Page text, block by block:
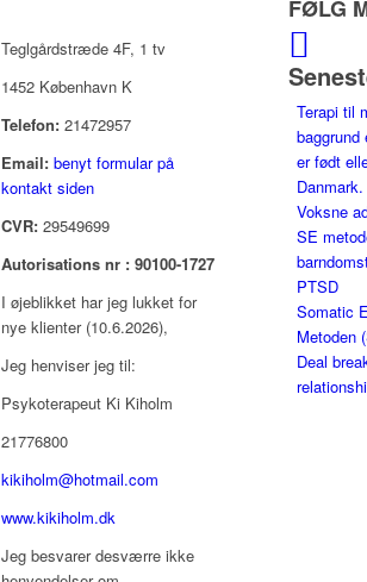
Teglgårdstræde 4F, 1 tv
1452 København K
Telefon: 21472957
Email: benyt formular på
kontakt siden
CVR: 29549699
Autorisations nr : 90100-1727
I øjeblikket har jeg lukket for
nye klienter (10.6.2026),
Jeg henviser jeg til:
Psykoterapeut Ki Kiholm
21776800
kikiholm@hotmail.com
www.kikiholm.dk
Jeg besvarer desværre ikke
FØLG
Terapi til
baggrund
er født
Danmark.
Voksne
SE
PTSD
Somatic
Metoden
Deal